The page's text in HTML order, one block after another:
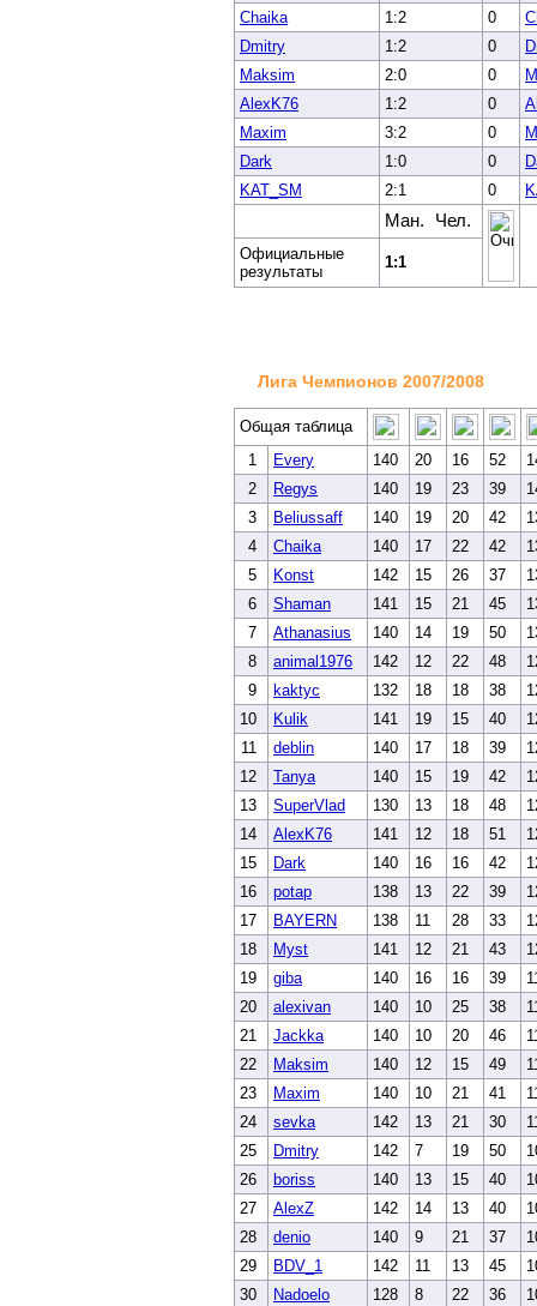
Chaika
1:2 0
Dmitry
1:2 0
Maksim
2:0 0
AlexK76
1:2 0
Maxim
3:2 0
Dark
1:0 0
KAT_SM
2:1 0
Ман. Чел.
Официальные
результаты
1:1
Лига Чемпионов 2007/2008
Общая таблица
1
Every 140 20 16 52
2
Regys 140 19 23 39
3
Beliussaff 140 19 20 42
4
Chaika 140 17 22 42
5
Konst 142 15 26 37
6
Shaman 141 15 21 45
7
Athanasius 140 14 19 50
8
animal1976 142 12 22 48
9
kaktyc 132 18 18 38
10
Kulik 141 19 15 40
11
deblin 140 17 18 39
12
Tanya 140 15 19 42
13
SuperVlad 130 13 18 48
14
AlexK76 141 12 18 51
15
Dark 140 16 16 42
16
potap 138 13 22 39
17
BAYERN 138 11 28 33
18
Myst 141 12 21 43
19
giba 140 16 16 39
20
alexivan 140 10 25 38
21
Jackka 140 10 20 46
22
Maksim 140 12 15 49
23
Maxim 140 10 21 41
24
sevka 142 13 21 30
25
Dmitry 142 7 19 50
26
boriss 140 13 15 40
27
AlexZ 142 14 13 40
28
denio 140 9 21 37
29
BDV_1 142 11 13 45
30
Nadoelo 128 8 22 36